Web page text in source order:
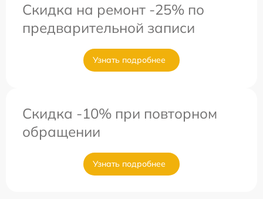
Скидка на ремонт -25% по
предварительной записи
Узнать подробнее
Скидка -10% при повторном
обращении
Узнать подробнее